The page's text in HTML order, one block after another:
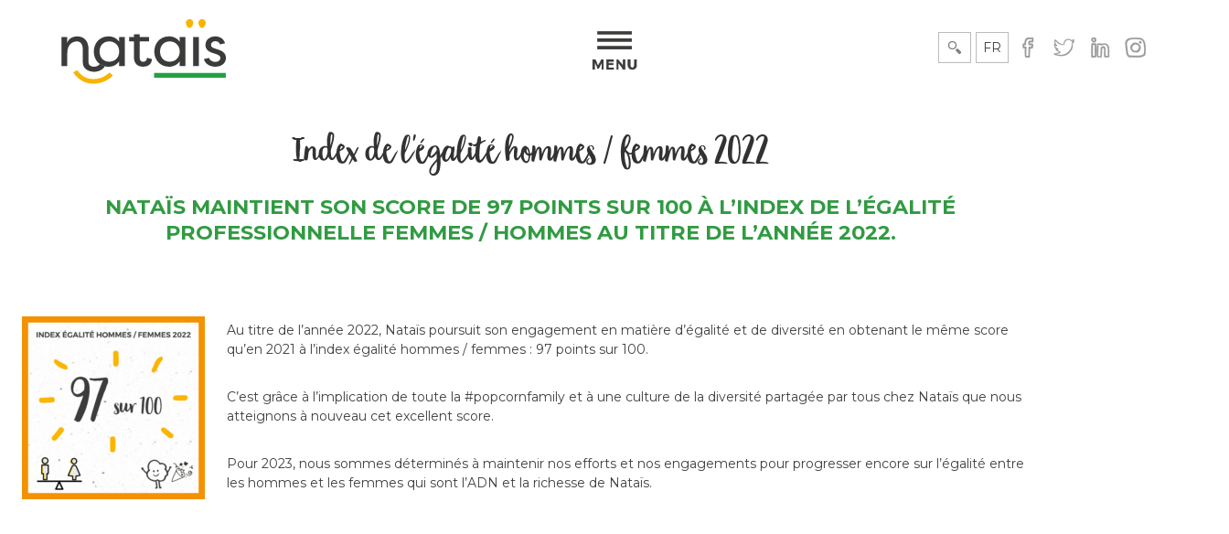
FR
Index de l'égalité hommes / femmes 2022
NATAÏS MAINTIENT SON SCORE DE 97 POINTS SUR 100 À L’INDEX DE L’ÉGALITÉ
PROFESSIONNELLE FEMMES / HOMMES AU TITRE DE L’ANNÉE 2022.
Au titre de l’année 2022, Nataïs poursuit son engagement en matière d’égalité et de diversité en obtenant le même score
qu’en 2021 à l’index égalité hommes / femmes : 97 points sur 100.
C’est grâce à l’implication de toute la #popcornfamily et à une culture de la diversité partagée par tous chez Nataïs que nous
atteignons à nouveau cet excellent score.
Pour 2023, nous sommes déterminés à maintenir nos efforts et nos engagements pour progresser encore sur l’égalité entre
les hommes et les femmes qui sont l’ADN et la richesse de Nataïs.